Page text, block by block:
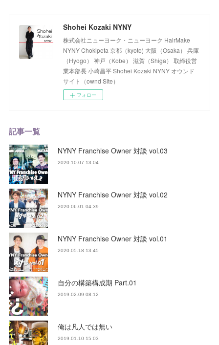
Shohei Kozaki NYNY
株式会社ニューヨーク・ニューヨーク HairMake
NYNY Chokipeta 京都（kyoto) 大阪（Osaka） 兵庫
（Hyogo） 神戸（Kobe） 滋賀（Shiga） 取締役営
業本部長 小崎昌平 Shohei Kozaki NYNY オウンド
サイト（ownd Site）
フォロー
記事一覧
NYNY Franchise Owner 対談 vol.03
2020.10.07 13:04
NYNY Franchise Owner 対談 vol.02
2020.06.01 04:39
NYNY Franchise Owner 対談 vol.01
2020.05.18 13:45
自分の構築構成期 Part.01
2019.02.09 08:12
俺は凡人では無い
2019.01.10 15:03